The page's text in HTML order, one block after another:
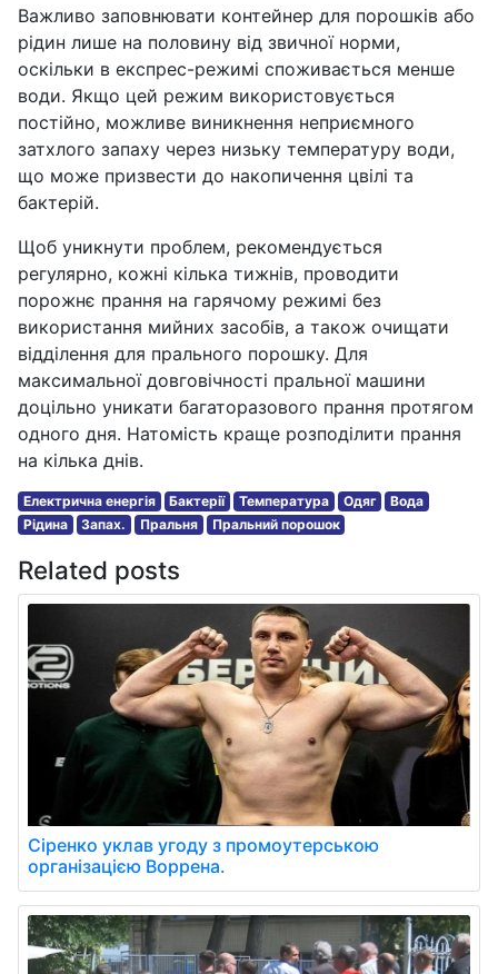
Важливо заповнювати контейнер для порошків або
рідин лише на половину від звичної норми,
оскільки в експрес-режимі споживається менше
води. Якщо цей режим використовується
постійно, можливе виникнення неприємного
затхлого запаху через низьку температуру води,
що може призвести до накопичення цвілі та
бактерій.
Щоб уникнути проблем, рекомендується
регулярно, кожні кілька тижнів, проводити
порожнє прання на гарячому режимі без
використання мийних засобів, а також очищати
відділення для прального порошку. Для
максимальної довговічності пральної машини
доцільно уникати багаторазового прання протягом
одного дня. Натомість краще розподілити прання
на кілька днів.
Електрична енергія Бактерії Температура Одяг
Вода
Рідина
Запах. Пральня Пральний порошок
Related posts
Сіренко уклав угоду з промоутерською
організацією Воррена.